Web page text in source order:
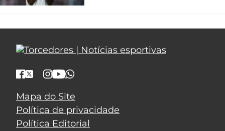
Mapa do Site
Política de privacidade
Política Editorial